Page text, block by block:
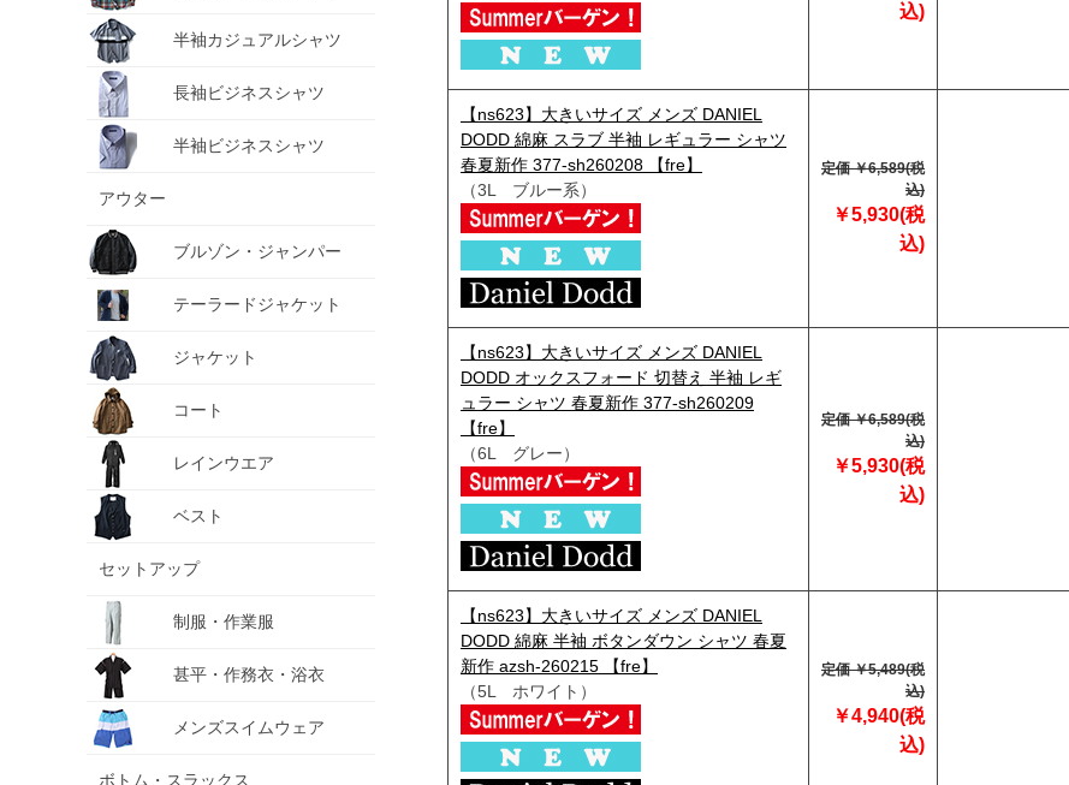
半袖カジュアルシャツ
長袖ビジネスシャツ
半袖ビジネスシャツ
アウター
ブルゾン・ジャンパー
テーラードジャケット
ジャケット
コート
レインウエア
ベスト
セットアップ
制服・作業服
甚平・作務衣・浴衣
メンズスイムウェア
ボトム・スラックス
込)
【ns623】大きいサイズ メンズ DANIEL
DODD 綿麻 スラブ 半袖 レギュラー シャツ
春夏新作 377-sh260208 【fre】
（3L ブルー系）
定価 ￥6,589(税
込)
￥5,930(税
込)
【ns623】大きいサイズ メンズ DANIEL
DODD オックスフォード 切替え 半袖 レギ
ュラー シャツ 春夏新作 377-sh260209
【fre】
（6L グレー）
定価 ￥6,589(税
込)
￥5,930(税
込)
【ns623】大きいサイズ メンズ DANIEL
DODD 綿麻 半袖 ボタンダウン シャツ 春夏
新作 azsh-260215 【fre】
（5L ホワイト）
定価 ￥5,489(税
込)
￥4,940(税
込)